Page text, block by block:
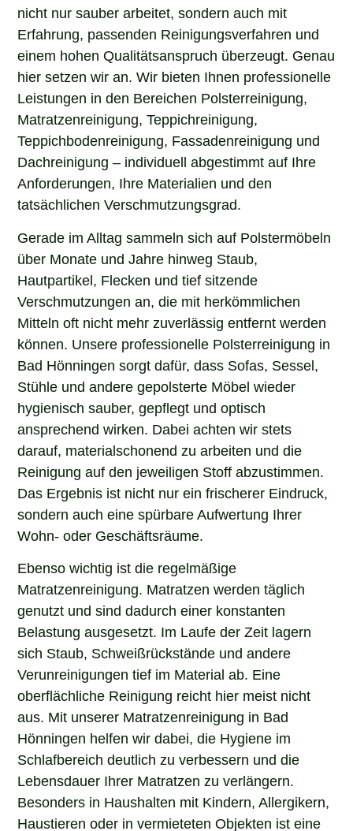
nicht nur sauber arbeitet, sondern auch mit
Erfahrung, passenden Reinigungsverfahren und
einem hohen Qualitätsanspruch überzeugt. Genau
hier setzen wir an. Wir bieten Ihnen professionelle
Leistungen in den Bereichen Polsterreinigung,
Matratzenreinigung, Teppichreinigung,
Teppichbodenreinigung, Fassadenreinigung und
Dachreinigung – individuell abgestimmt auf Ihre
Anforderungen, Ihre Materialien und den
tatsächlichen Verschmutzungsgrad.
Gerade im Alltag sammeln sich auf Polstermöbeln
über Monate und Jahre hinweg Staub,
Hautpartikel, Flecken und tief sitzende
Verschmutzungen an, die mit herkömmlichen
Mitteln oft nicht mehr zuverlässig entfernt werden
können. Unsere professionelle Polsterreinigung in
Bad Hönningen sorgt dafür, dass Sofas, Sessel,
Stühle und andere gepolsterte Möbel wieder
hygienisch sauber, gepflegt und optisch
ansprechend wirken. Dabei achten wir stets
darauf, materialschonend zu arbeiten und die
Reinigung auf den jeweiligen Stoff abzustimmen.
Das Ergebnis ist nicht nur ein frischerer Eindruck,
sondern auch eine spürbare Aufwertung Ihrer
Wohn- oder Geschäftsräume.
Ebenso wichtig ist die regelmäßige
Matratzenreinigung. Matratzen werden täglich
genutzt und sind dadurch einer konstanten
Belastung ausgesetzt. Im Laufe der Zeit lagern
sich Staub, Schweißrückstände und andere
Verunreinigungen tief im Material ab. Eine
oberflächliche Reinigung reicht hier meist nicht
aus. Mit unserer Matratzenreinigung in Bad
Hönningen helfen wir dabei, die Hygiene im
Schlafbereich deutlich zu verbessern und die
Lebensdauer Ihrer Matratzen zu verlängern.
Besonders in Haushalten mit Kindern, Allergikern,
Haustieren oder in vermieteten Objekten ist eine